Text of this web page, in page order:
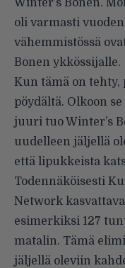
oli varmasti
vähemmistössä
Bonen ykkössijalle.
Kun tämä on tehty,
pöydältä. Olkoon
juuri tuo Winter’s
uudelleen jäljellä
että lipukkeista
Todennäköisesti
Network
esimerkiksi 127
matalin. Tämä
jäljellä oleviin